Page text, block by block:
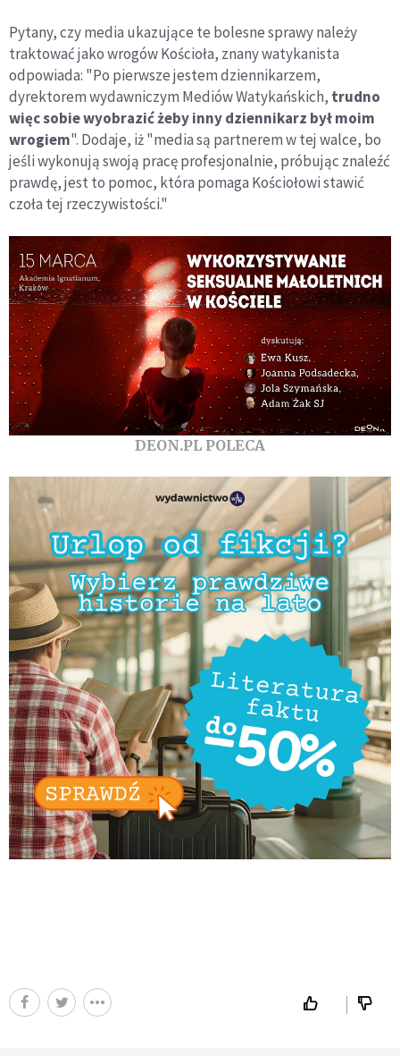
Pytany, czy media ukazujące te bolesne sprawy należy
traktować jako wrogów Kościoła, znany watykanista
odpowiada: "Po pierwsze jestem dziennikarzem,
dyrektorem wydawniczym Mediów Watykańskich, trudno
więc sobie wyobrazić żeby inny dziennikarz był moim
wrogiem". Dodaje, iż "media są partnerem w tej walce, bo
jeśli wykonują swoją pracę profesjonalnie, próbując znaleźć
prawdę, jest to pomoc, która pomaga Kościołowi stawić
czoła tej rzeczywistości."
DEON.PL POLECA